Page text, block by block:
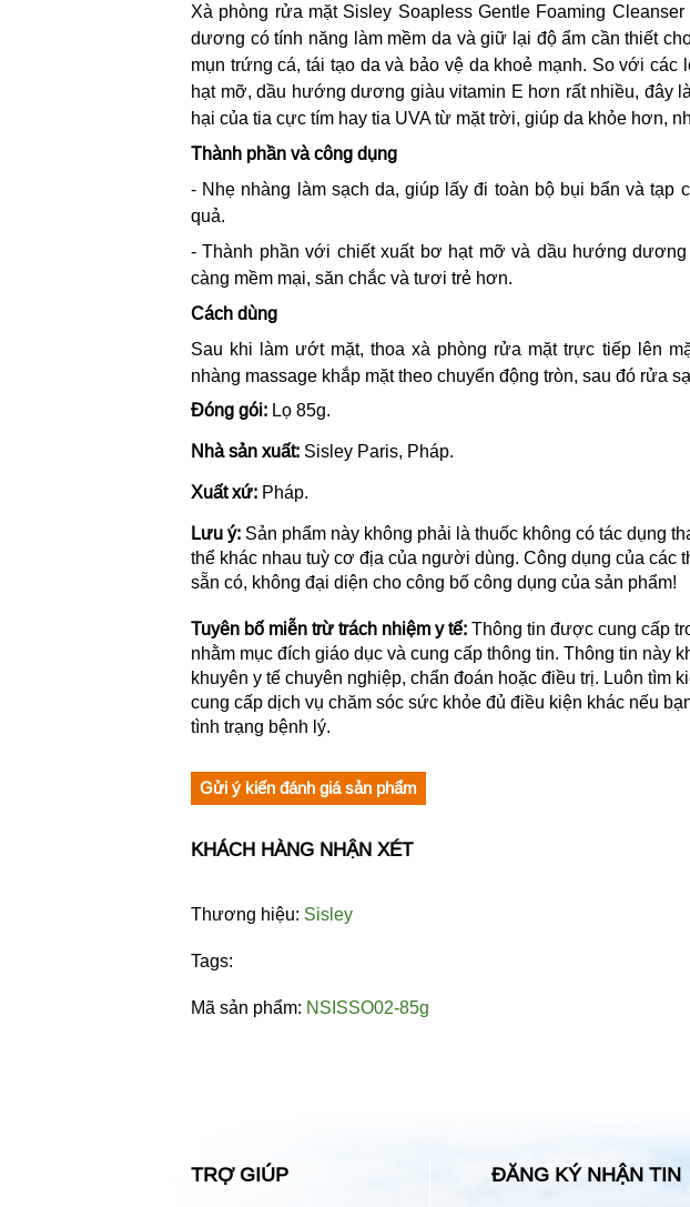
Xà phòng rửa mặt Sisley Soapless Gentle Foaming
dương có tính năng làm mềm da và giữ lại độ ẩm cần thiết
mụn trứng cá, tái tạo da và bảo vệ da khoẻ mạnh. So với
hạt mỡ, dầu hướng dương giàu vitamin E hơn rất nhiều, đây
hại của tia cực tím hay tia UVA từ mặt trời, giúp da khỏe hơn,
Thành phần và công dụng
- Nhẹ nhàng làm sạch da, giúp lấy đi toàn bộ bụi bẩn và tạp
quả.
- Thành phần với chiết xuất bơ hạt mỡ và dầu hướng
càng mềm mại, săn chắc và tươi trẻ hơn.
Cách dùng
Sau khi làm ướt mặt, thoa xà phòng rửa mặt trực tiếp lên
nhàng massage khắp mặt theo chuyển động tròn, sau đó rửa
Đóng gói: Lọ 85g.
Nhà sản xuất: Sisley Paris, Pháp.
Xuất xứ: Pháp.
Lưu ý: Sản phẩm này không phải là thuốc không có tác dụng
thể khác nhau tuỳ cơ địa của người dùng. Công dụng của các
sẵn có, không đại diện cho công bố công dụng của sản phẩm!
Tuyên bố miễn trừ trách nhiệm y tế: Thông tin được cung cấp
nhằm mục đích giáo dục và cung cấp thông tin. Thông tin này
khuyên y tế chuyên nghiệp, chẩn đoán hoặc điều trị. Luôn tìm
cung cấp dịch vụ chăm sóc sức khỏe đủ điều kiện khác nếu
tình trạng bệnh lý.
Gửi ý kiến đánh giá sản phẩm
KHÁCH HÀNG NHẬN XÉT
Thương hiệu: Sisley
Tags:
Mã sản phẩm: NSISSO02-85g
TRỢ GIÚP ĐĂNG KÝ NHẬN TIN